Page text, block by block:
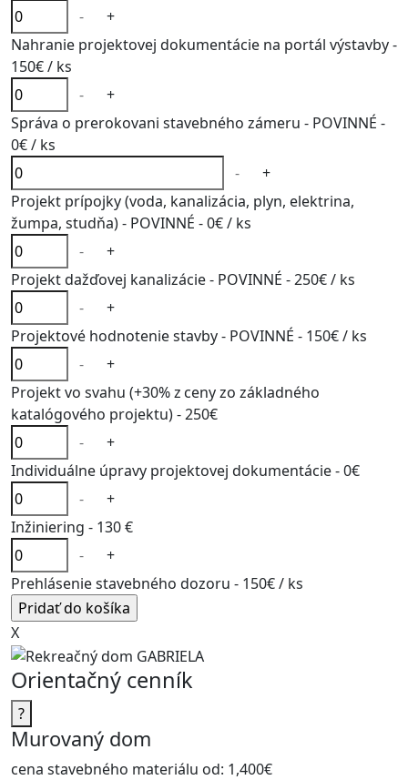
-
+
Nahranie projektovej dokumentácie na portál výstavby -
150€/ ks
-
+
Správa o prerokovani stavebného zámeru - POVINNÉ -
0€/ ks
-
+
Projekt prípojky (voda, kanalizácia, plyn, elektrina,
žumpa, studňa) - POVINNÉ -0€/ ks
-
+
Projekt dažďovej kanalizácie - POVINNÉ -250€/ ks
-
+
Projektové hodnotenie stavby - POVINNÉ - 150€/ ks
-
+
Projekt vo svahu (+30% z ceny zo základného
katalógového projektu) -250€
-
+
Individuálne úpravy projektovej dokumentácie -0€
-
+
Inžiniering - 130 €
-
+
Prehlásenie stavebného dozoru - 150€/ ks
X
Orientačný cenník
?
Murovaný dom
cena stavebného materiálu od: 1,400€